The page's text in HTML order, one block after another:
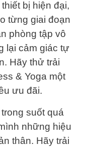
bị hiện đại,
từng giai đoạn
phòng tập vô
lại cảm giác tự
Hãy thử trải
& Yoga một
ưu đãi.
suốt quá
những hiệu
thân. Hãy trải